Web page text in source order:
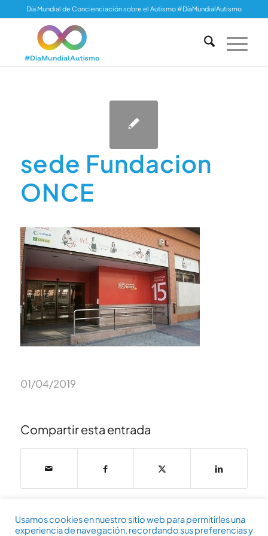
Día Mundial de Concienciación sobre el Autismo #DíaMundialAutismo
sede Fundacion
ONCE
01/04/2019
Compartir esta entrada
Usamos cookies en nuestro sitio web para permitirles una
experiencia de navegación, recordando sus preferencias y